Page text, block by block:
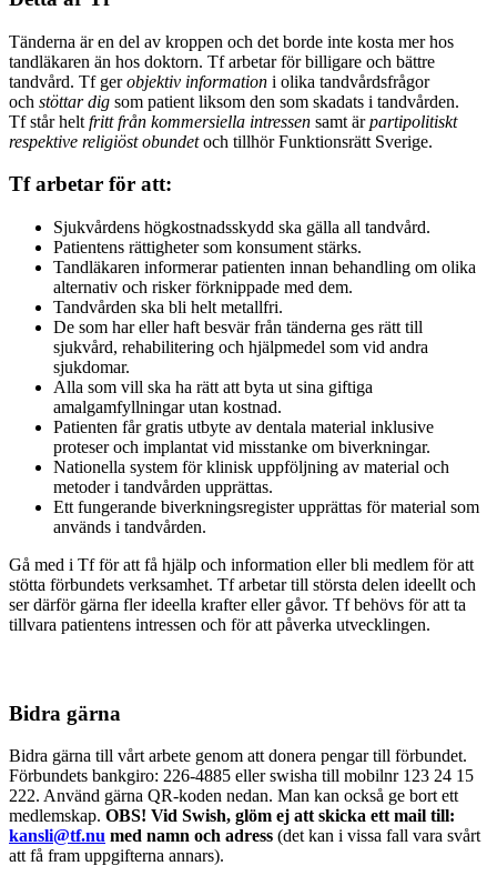
Tänderna är en del av kroppen och det borde inte kosta mer hos
tandläkaren än hos doktorn. Tf arbetar för billigare och bättre
tandvård. Tf gerobjektiv information i olika tandvårdsfrågor
och stöttar dig som patient liksom den som skadats i tandvården.
Tf står helt fritt från kommersiella intressen samt ärpartipolitiskt
respektive religiöst obundetoch tillhör Funktionsrätt Sverige.
Tf arbetar för att:
Sjukvårdens högkostnadsskydd ska gälla all tandvård.
Patientens rättigheter som konsument stärks.
Tandläkaren informerar patienten innan behandling om olika
alternativ och risker förknippade med dem.
Tandvården ska bli helt metallfri.
De som har eller haft besvär från tänderna ges rätt till
sjukvård, rehabilitering och hjälpmedel som vid andra
sjukdomar.
Alla som vill ska ha rätt att byta ut sina giftiga
amalgamfyllningar utan kostnad.
Patienten får gratis utbyte av dentala material inklusive
proteser och implantat vid misstanke om biverkningar.
Nationella system för klinisk uppföljning av material och
metoder i tandvården upprättas.
Ett fungerande biverkningsregister upprättas för material som
används i tandvården.
Gå med i Tf för att få hjälp och information eller bli medlem för att
stötta förbundets verksamhet. Tf arbetar till största delen ideellt och
ser därför gärna fler ideella krafter eller gåvor. Tf behövs för att ta
tillvara patientens intressen och för att påverka utvecklingen.
Bidra gärna
Bidra gärna till vårt arbete genom att donera pengar till förbundet.
Förbundets bankgiro: 226-4885 eller swisha till mobilnr 123 24 15
222. Använd gärna QR-koden nedan. Man kan också ge bort ett
medlemskap. OBS! Vid Swish, glöm ej att skicka ett mail till:
kansli@tf.nu med namn och adress (det kan i vissa fall vara svårt
att få fram uppgifterna annars).